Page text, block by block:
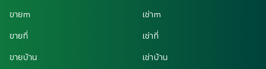
ขายm
ขายที่
ขายบ้าน
เช่าm
เช่าที่
เช่าบ้าน